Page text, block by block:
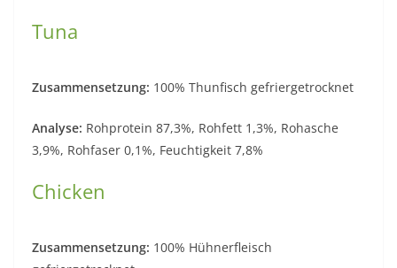
Tuna
Zusammensetzung: 100% Thunfisch gefriergetrocknet
Analyse: Rohprotein 87,3%, Rohfett 1,3%, Rohasche
3,9%, Rohfaser 0,1%, Feuchtigkeit 7,8%
Chicken
Zusammensetzung: 100% Hühnerfleisch